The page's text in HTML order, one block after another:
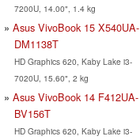
7200U, 14.00", 1.4 kg
Asus VivoBook 15 X540UA-
DM1138T
HD Graphics 620, Kaby Lake i3-
7020U, 15.60", 2 kg
Asus VivoBook 14 F412UA-
BV156T
HD Graphics 620, Kaby Lake i3-